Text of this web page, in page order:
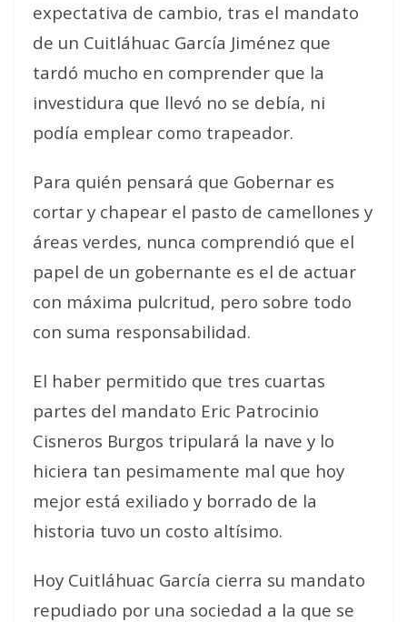
expectativa de cambio, tras el mandato
de un Cuitláhuac García Jiménez que
tardó mucho en comprender que la
investidura que llevó no se debía, ni
podía emplear como trapeador.
Para quién pensará que Gobernar es
cortar y chapear el pasto de camellones y
áreas verdes, nunca comprendió que el
papel de un gobernante es el de actuar
con máxima pulcritud, pero sobre todo
con suma responsabilidad.
El haber permitido que tres cuartas
partes del mandato Eric Patrocinio
Cisneros Burgos tripulará la nave y lo
hiciera tan pesimamente mal que hoy
mejor está exiliado y borrado de la
historia tuvo un costo altísimo.
Hoy Cuitláhuac García cierra su mandato
repudiado por una sociedad a la que se